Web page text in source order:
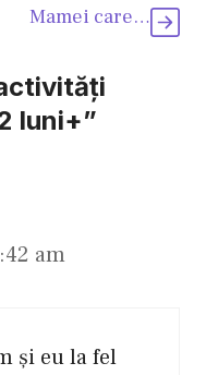
Mamei care…
luni+”
am
şi eu la fel